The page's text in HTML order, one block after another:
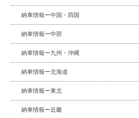
納車情報ー中国・四国
納車情報ー中部
納車情報ー九州・沖縄
納車情報ー北海道
納車情報ー東北
納車情報ー近畿